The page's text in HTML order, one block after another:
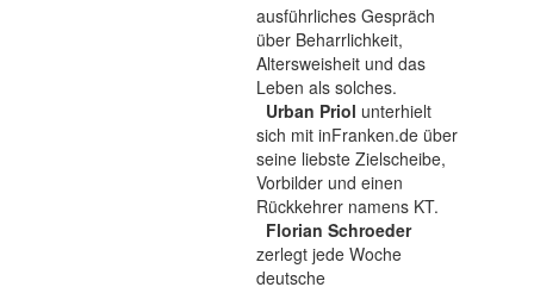
ausführliches Gespräch
über Beharrlichkeit,
Altersweisheit und das
Leben als solches.
Urban Priol unterhielt
sich mit inFranken.de über
seine liebste Zielscheibe,
Vorbilder und einen
Rückkehrer namens KT.
Florian Schroeder
zerlegt jede Woche
deutsche